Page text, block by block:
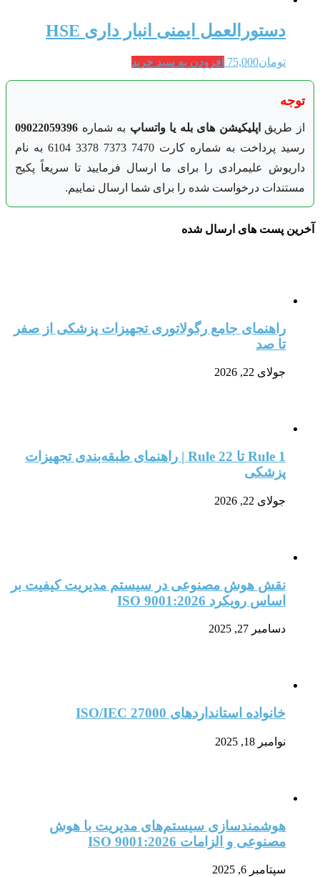
دستورالعمل ایمنی انبار داری HSE
تومان75,000 افزودن به سبد خرید
توجه
از طریق اپلیکیشن های بله یا واتساپ به شماره 09022059396
رسید پرداخت به شماره کارت 7470 7373 3378 6104 به نام
داریوش علیمرادی را برای ما ارسال فرمایید تا سریعاً پکیج
مستندات درخواست شده را برای شما ارسال نماییم.
آخرین پست های ارسال شده
راهنمای جامع رگولاتوری تجهیزات پزشکی از صفر
تا صد
جولای 22, 2026
Rule 1 تا Rule 22 | راهنمای طبقه‌بندی تجهیزات
پزشکی
جولای 22, 2026
نقش هوش مصنوعی در سیستم مدیریت کیفیت بر
اساس رویکرد ISO 9001:2026
دسامبر 27, 2025
خانواده استانداردهای ISO/IEC 27000
نوامبر 18, 2025
هوشمندسازی سیستم‌های مدیریت با هوش
مصنوعی و الزامات ISO 9001:2026
سپتامبر 6, 2025